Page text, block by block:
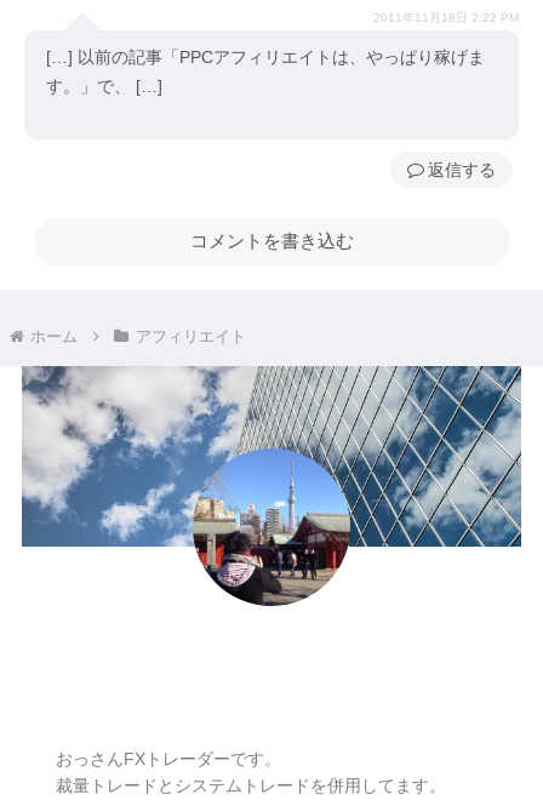
2011年11月18日 2:22 PM
[…] 以前の記事「PPCアフィリエイトは、やっぱり稼げま
す。」で、 […]
返信
コメントを書き込む
ホーム アフィリエイト
おっさんFXトレーダーです。
裁量トレードとシステムトレードを併用してます。